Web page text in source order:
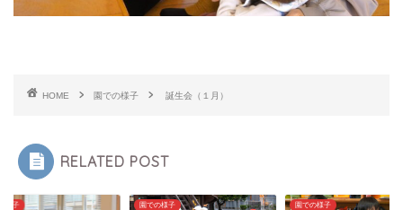
HOME 園での様子 誕生会（１月）
RELATED POST
様子 園での様子 園での様子